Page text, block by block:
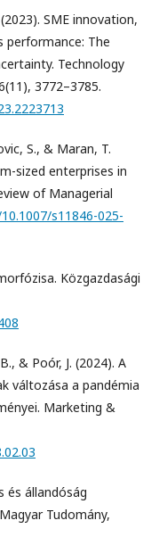
SME innovation,
performance: The
Technology
3772–3785.
S., & Maran, T.
sized enterprises in
of Managerial
s11846-025-
Közgazdasági
& Poór, J. (2024). A
változása a pandémia
Marketing &
és állandóság
Tudomány,